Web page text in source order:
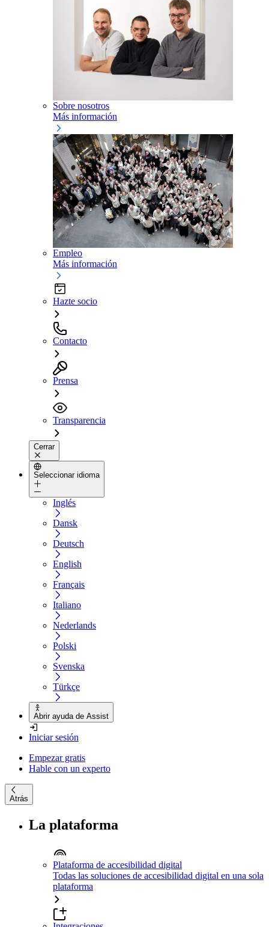
Sobre nosotros
Más información
Empleo
Más información
Hazte socio
Contacto
Prensa
Transparencia
Cerrar
Seleccionar idioma
Inglés
Dansk
Deutsch
English
Français
Italiano
Nederlands
Polski
Svenska
Türkçe
Abrir ayuda de Assist
Iniciar sesión
Empezar gratis
Hable con un experto
Atrás
La plataforma
Plataforma de accesibilidad digital
Todas las soluciones de accesibilidad digital en una sola
plataforma